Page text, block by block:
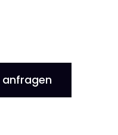
anfragen